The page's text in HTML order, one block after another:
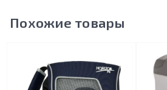
Похожие товары